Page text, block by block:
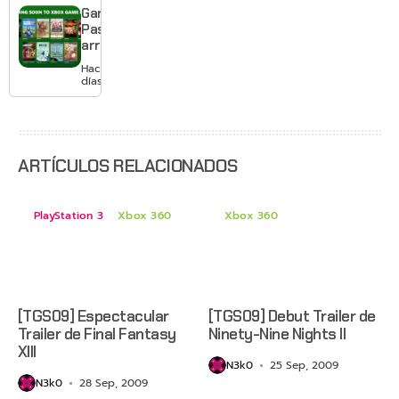
jugar un
mes sin
pagar
suscripción
Game
Pass
arranca
agosto
con
Gears of
2 y más
Hace 2
días
ARTÍCULOS RELACIONADOS
PlayStation 3 Xbox 360
[TGS09] Espectacular
Trailer de Final Fantasy
XIII
N3k0 28 Sep, 2009
Xbox 360
[TGS09] Debut Trailer de
Ninety-Nine Nights II
N3k0 25 Sep, 2009